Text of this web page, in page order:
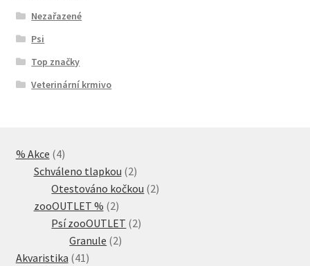
Nezařazené
Psi
Top značky
Veterinární krmivo
% Akce 44
produkty
Schváleno tlapkou 22
produkty
Otestováno kočkou 22
zooOUTLET % 22
produkty
Psí zooOUTLET 22
Granule 22
Akvaristika 41 41